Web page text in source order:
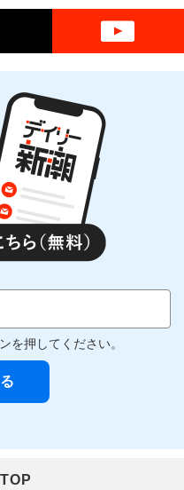
を押してください。